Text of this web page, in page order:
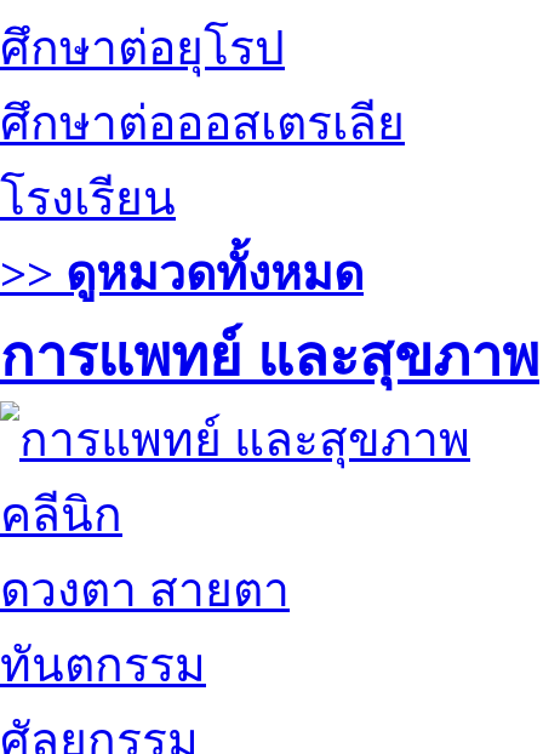
ศึกษาต่อยุโรป
ศึกษาต่อออสเตรเลีย
โรงเรียน
>> ดูหมวดทั้งหมด
การแพทย์ และสุขภาพ
คลีนิก
ดวงตา สายตา
ทันตกรรม
ศัลยกรรม